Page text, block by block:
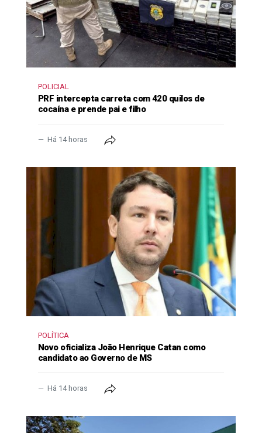
POLICIAL
PRF intercepta carreta com 420 quilos de
cocaína e prende pai e filho
Há 14 horas
POLÍTICA
Novo oficializa João Henrique Catan como
candidato ao Governo de MS
Há 14 horas